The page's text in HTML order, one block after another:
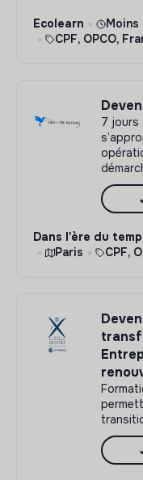
Ecolearn Moins
CPF, OPCO,
7 jours
Dans l'ère du
Paris
CPF,